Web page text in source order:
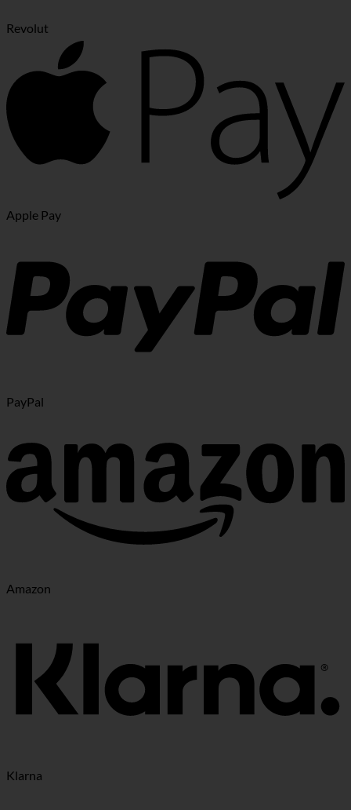
Revolut
Apple Pay
PayPal
Amazon
Klarna